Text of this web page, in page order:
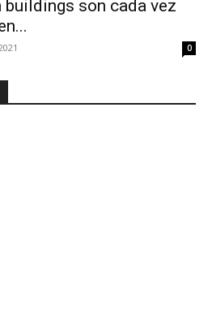
buildings son cada vez
0